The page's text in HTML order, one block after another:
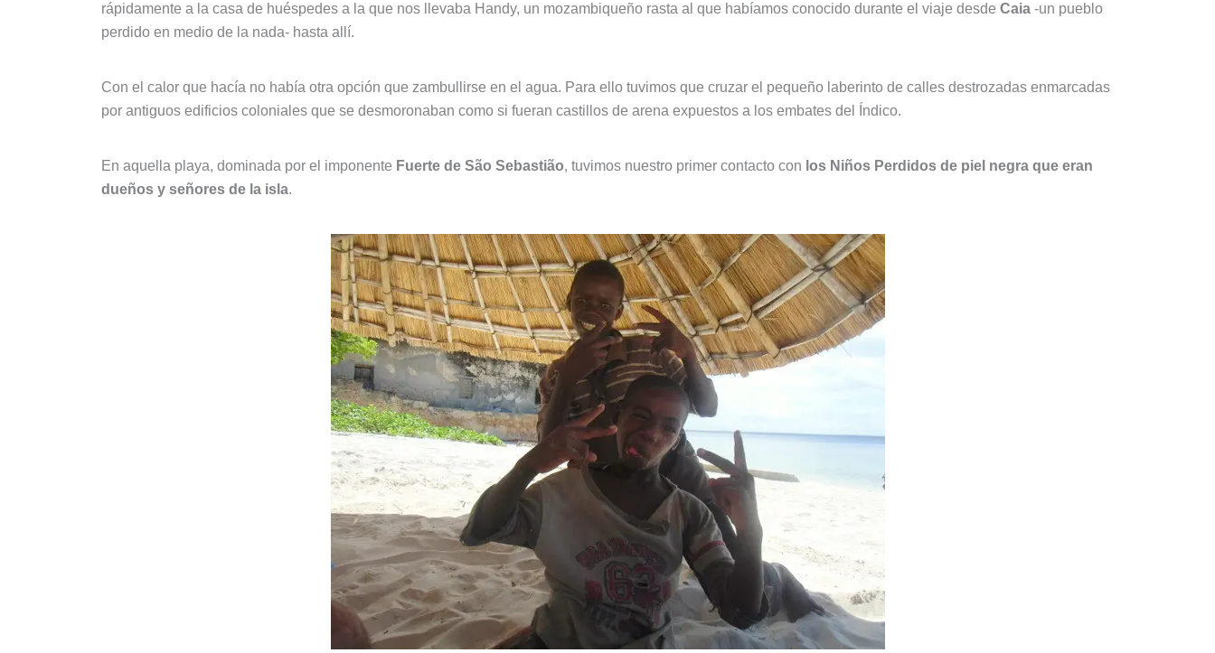
rápidamente a la casa de huéspedes a la que nos llevaba Handy, un mozambiqueño rasta al que habíamos conocido durante el viaje desde Caia -un pueblo
perdido en medio de la nada- hasta allí.
Con el calor que hacía no había otra opción que zambullirse en el agua. Para ello tuvimos que cruzar el pequeño laberinto de calles destrozadas enmarcadas
por antiguos edificios coloniales que se desmoronaban como si fueran castillos de arena expuestos a los embates del Índico.
En aquella playa, dominada por el imponente Fuerte de São Sebastião, tuvimos nuestro primer contacto con los Niños Perdidos de piel negra que eran
dueños y señores de la isla.